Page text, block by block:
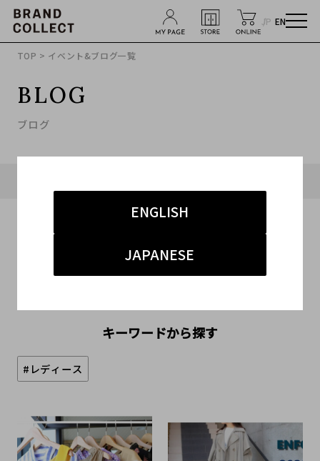
JP EN
ENGLISH
JAPANESE
TOP > イベント&ブログ一覧
BLOG
ブログ
キーワードから探す
#レディース